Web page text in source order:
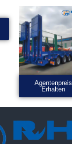
Agentenpreis
Erhalten